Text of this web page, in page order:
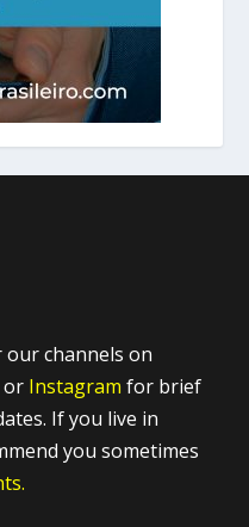
our channels on
or Instagram for brief
If you live in
you sometimes